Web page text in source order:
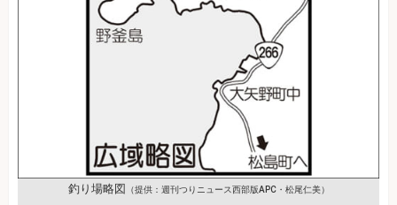
釣り場略図 （提供：週刊つりニュース西部版APC・松尾仁美）